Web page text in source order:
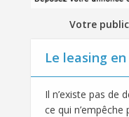
Votre
Le leasing en
Il n’existe pas de
ce qui